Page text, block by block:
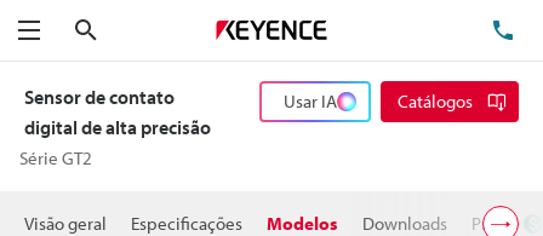
Menu
Sensor de contato
digital de alta precisão
Série GT2
Usar IA Catálogos
Visão geral Especificações Modelos Downloads Preço